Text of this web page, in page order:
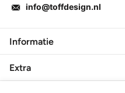
info@toffdesign.nl
Informatie
Extra